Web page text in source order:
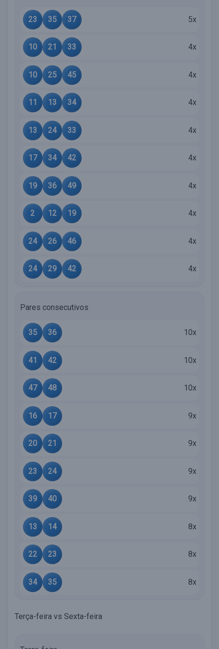
23 35 37 5x
10 21 33 4x
10 25 45 4x
11 13 34 4x
13 24 33 4x
17 34 42 4x
19 36 49 4x
2 12 19 4x
24 26 46 4x
24 29 42 4x
Pares consecutivos
35 36 10x
41 42 10x
47 48 10x
16 17 9x
20 21 9x
23 24 9x
39 40 9x
13 14 8x
22 23 8x
34 35 8x
Terça-feira vs Sexta-feira